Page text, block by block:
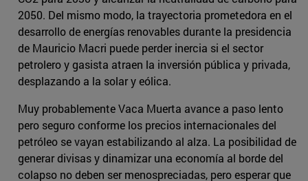
2050. Del mismo modo, la trayectoria prometedora en el
desarrollo de energías renovables durante la presidencia
de Mauricio Macri puede perder inercia si el sector
petrolero y gasista atraen la inversión pública y privada,
desplazando a la solar y eólica.
Muy probablemente Vaca Muerta avance a paso lento
pero seguro conforme los precios internacionales del
petróleo se vayan estabilizando al alza. La posibilidad de
generar divisas y dinamizar una economía al borde del
colapso no deben ser menospreciadas, pero esperar que